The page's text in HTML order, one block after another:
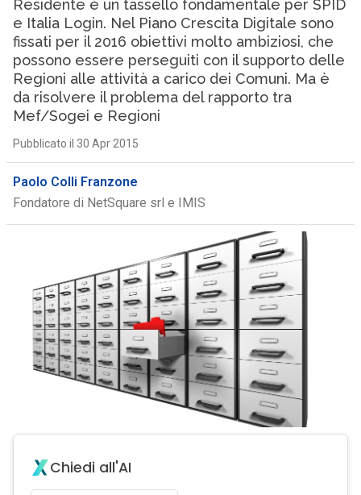
Residente è un tassello fondamentale per SPID
e Italia Login. Nel Piano Crescita Digitale sono
fissati per il 2016 obiettivi molto ambiziosi, che
possono essere perseguiti con il supporto delle
Regioni alle attività a carico dei Comuni. Ma è
da risolvere il problema del rapporto tra
Mef/Sogei e Regioni
Pubblicato il 30 Apr 2015
Paolo Colli Franzone
Fondatore di NetSquare srl e IMIS
Chiedi all'AI